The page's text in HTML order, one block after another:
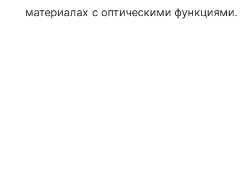
материалах с оптическими функциями.